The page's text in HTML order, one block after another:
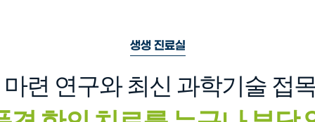
생생 진료실
련 연구와 최신 과학기술 접